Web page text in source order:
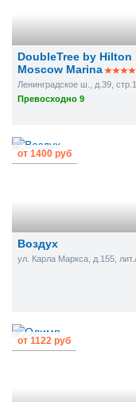
DoubleTree by Hilton
Moscow Marina
Ленинградское ш., д.39, стр.1
Превосходно 9
Воздух
от 1400 руб
от 1122 руб